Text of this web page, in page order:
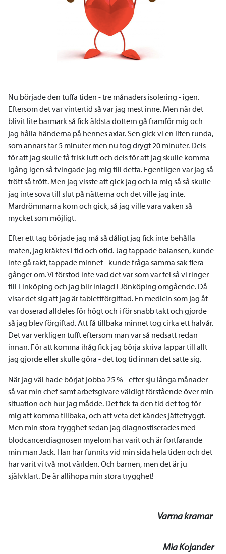
Nu började den tuffa tiden - tre månaders isolering - igen.
Eftersom det var vintertid så var jag mest inne. Men när det
blivit lite barmark så fick äldsta dottern gå framför mig och
jag hålla händerna på hennes axlar. Sen gick vi en liten runda,
som annars tar 5 minuter men nu tog drygt 20 minuter. Dels
för att jag skulle få frisk luft och dels för att jag skulle komma
igång igen så tvingade jag mig till detta. Egentligen var jag så
trött så trött. Men jag visste att gick jag och la mig så så skulle
jag inte sova till slut på nätterna och det ville jag inte.
Mardrömmarna kom och gick, så jag ville vara vaken så
mycket som möjligt.
Efter ett tag började jag må så dåligt jag fick inte behålla
maten, jag kräktes i tid och otid. Jag tappade balansen, kunde
inte gå rakt, tappade minnet - kunde fråga samma sak flera
gånger om. Vi förstod inte vad det var som var fel så vi ringer
till Linköping och jag blir inlagd i Jönköping omgående. Då
visar det sig att jag är tablettförgiftad. En medicin som jag åt
var doserad alldeles för högt och i för snabb takt och gjorde
så jag blev förgiftad. Att få tillbaka minnet tog cirka ett halvår.
Det var verkligen tufft eftersom man var så nedsatt redan
innan. För att komma ihåg fick jag börja skriva lappar till allt
jag gjorde eller skulle göra - det tog tid innan det satte sig.
När jag väl hade börjat jobba 25 % - efter sju långa månader -
så var min chef samt arbetsgivare väldigt förstående över min
situation och hur jag mådde. Det fick ta den tid det tog för
mig att komma tillbaka, och att veta det kändes jättetryggt.
Men min stora trygghet sedan jag diagnostiserades med
blodcancerdiagnosen myelom har varit och är fortfarande
min man Jack. Han har funnits vid min sida hela tiden och det
har varit vi två mot världen. Och barnen, men det är ju
självklart. De är allihopa min stora trygghet!
Varma kramar
Mia Kojander